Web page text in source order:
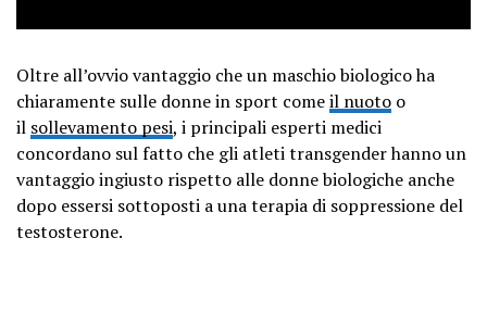
Oltre all’ovvio vantaggio che un maschio biologico ha
chiaramente sulle donne in sport comeil nuoto o
il sollevamento pesi, i principali esperti medici
concordano sul fatto che gli atleti transgender hanno un
vantaggio ingiusto rispetto alle donne biologiche anche
dopo essersi sottoposti a una terapia di soppressione del
testosterone.